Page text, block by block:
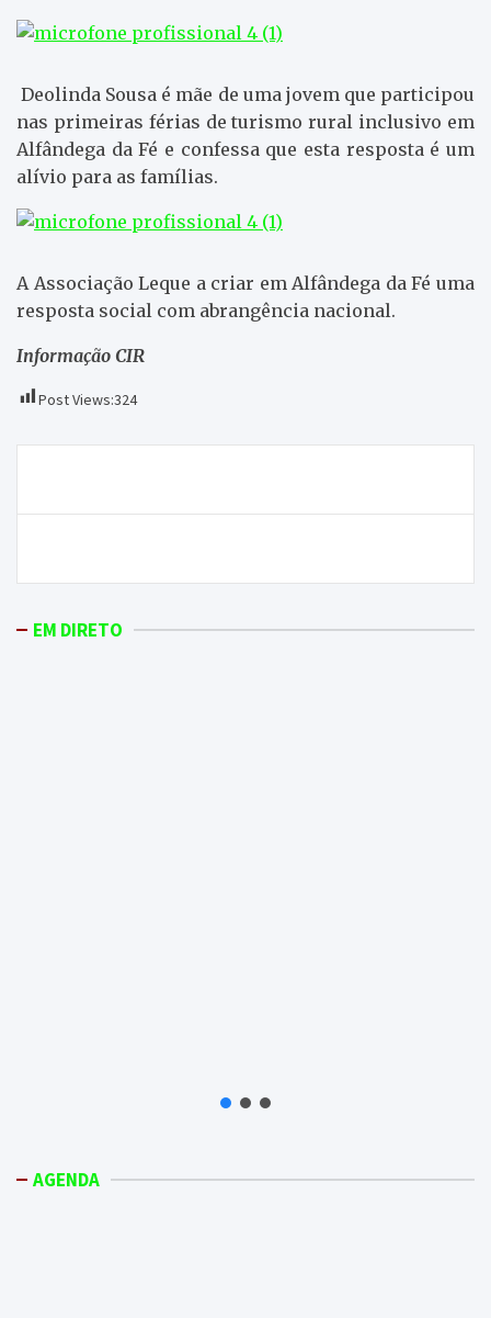
Deolinda Sousa é mãe de uma jovem que participou
nas primeiras férias de turismo rural inclusivo em
Alfândega da Fé e confessa que esta resposta é um
alívio para as famílias.
A Associação Leque a criar em Alfândega da Fé uma
resposta social com abrangência nacional.
Informação CIR
Post Views:324
EM DIRETO
AGENDA